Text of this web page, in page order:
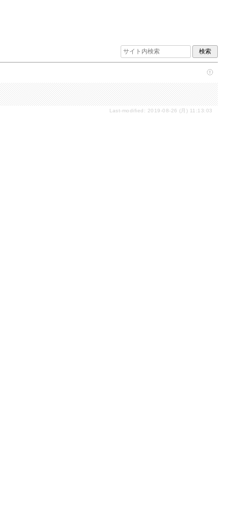
Last-modified: 2019-08-26 (月) 11:13:03